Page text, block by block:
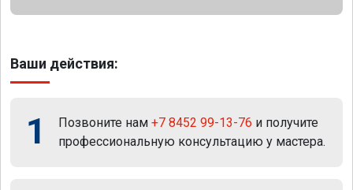
Ваши действия:
1 Позвоните нам +7 8452 99-13-76 и получите
профессиональную консультацию у мастера.